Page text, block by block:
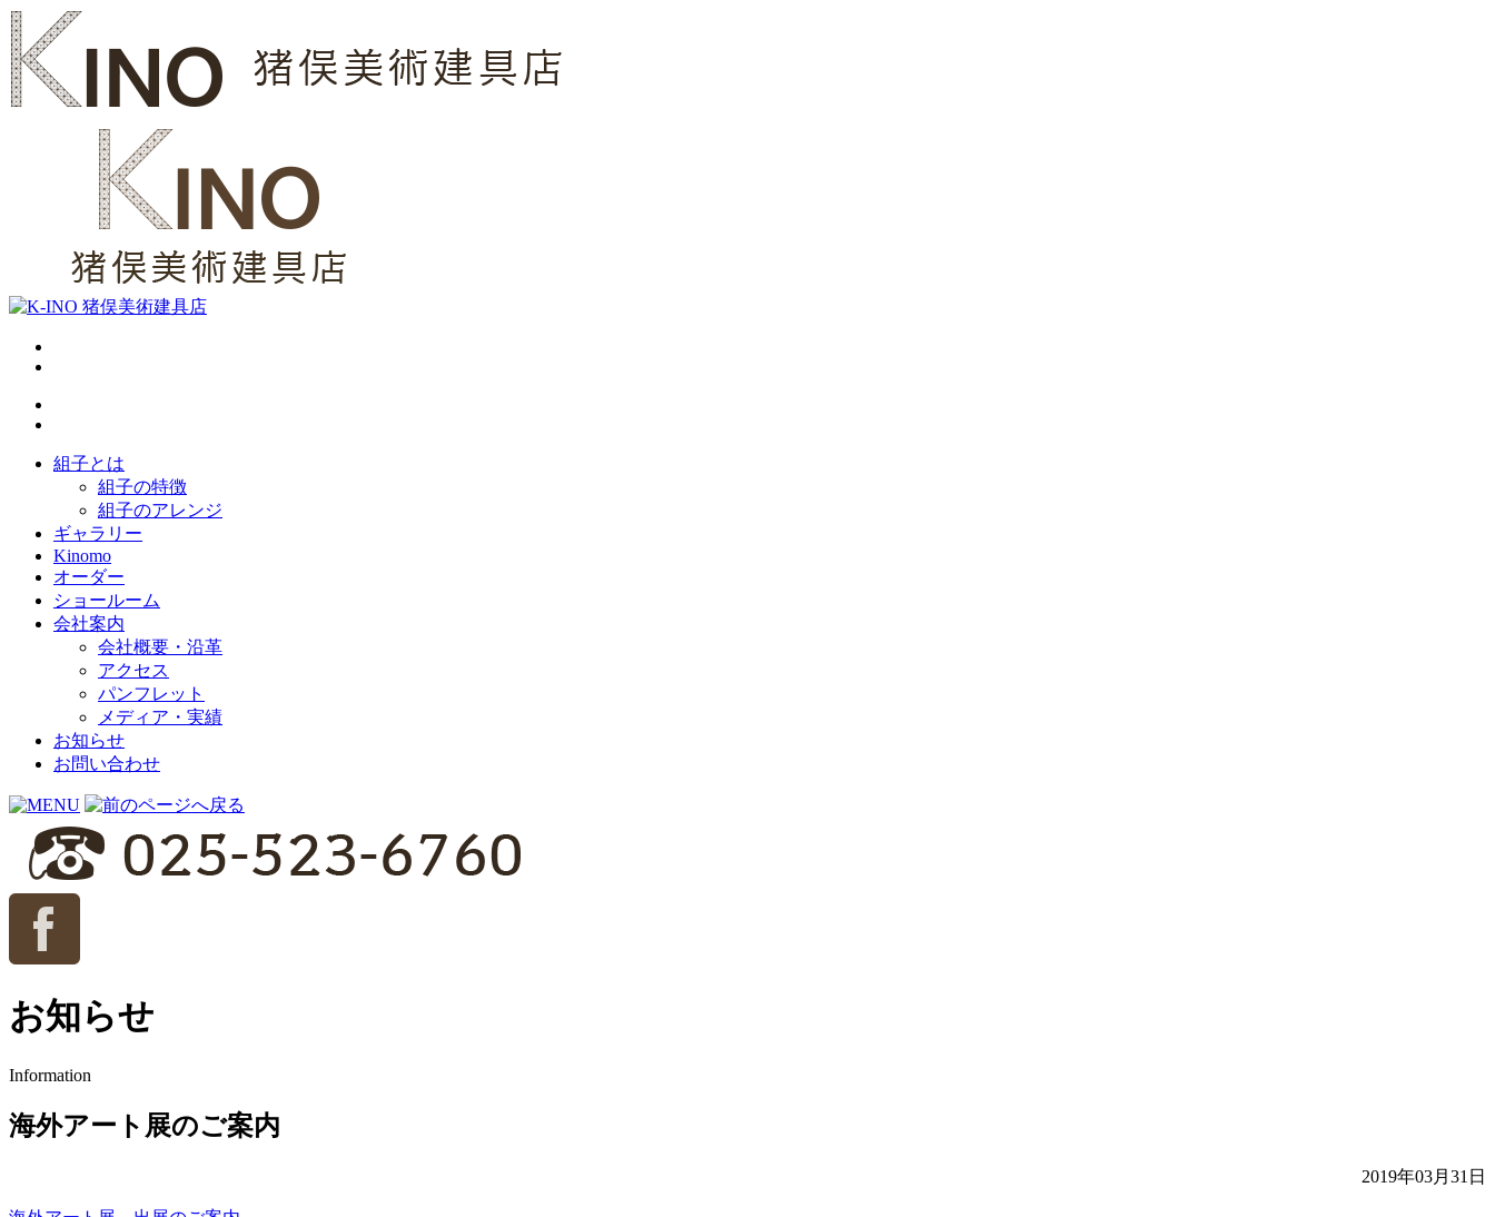
組子とは
組子の特徴
組子のアレンジ
ギャラリー
Kinomo
オーダー
ショールーム
会社案内
会社概要・沿革
アクセス
パンフレット
メディア・実績
お知らせ
お問い合わせ
お知らせ
Information
海外アート展のご案内
2019年03月31日